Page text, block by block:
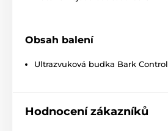
Obsah balení
Ultrazvuková budka Bark Control
Hodnocení zákazníků